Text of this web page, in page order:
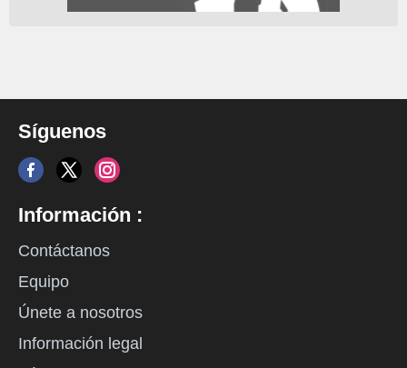
Síguenos
Información :
Contáctanos
Equipo
Únete a nosotros
Información legal